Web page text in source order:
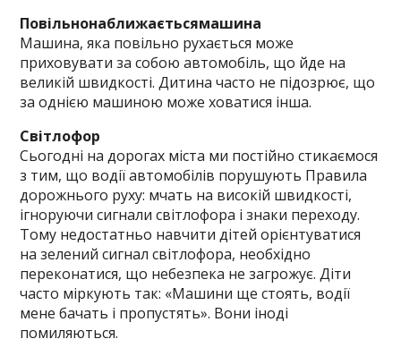
Повільнонаближаєтьсямашина
Машина, яка повільно рухається може
приховувати за собою автомобіль, що йде на
великій швидкості. Дитина часто не підозрює, що
за однією машиною може ховатися інша.
Світлофор
Сьогодні на дорогах міста ми постійно стикаємося
з тим, що водії автомобілів порушують Правила
дорожнього руху: мчать на високій швидкості,
ігноруючи сигнали світлофора і знаки переходу.
Тому недостатньо навчити дітей орієнтуватися
на зелений сигнал світлофора, необхідно
переконатися, що небезпека не загрожує. Діти
часто міркують так: «Машини ще стоять, водії
мене бачать і пропустять». Вони іноді
помиляються.